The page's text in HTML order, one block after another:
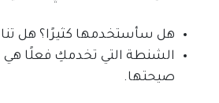
هل سأستخدمها كثيرًا؟ هل
الشنطة التي تخدمكِ فعلًا هي
صيحتها.